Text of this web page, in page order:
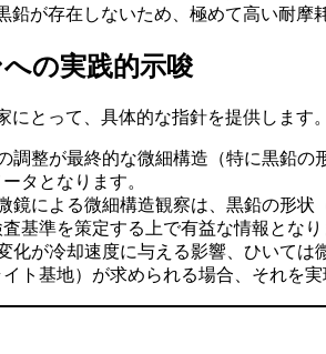
が存在しないため、極めて高い耐
の実践的示唆
とって、具体的な指針を提供します。
調整が最終的な微細構造（特に黒鉛
タとなります。
鏡による微細構造観察は、黒鉛の形
基準を策定する上で有益な情報となり
化が冷却速度に与える影響、ひいて
ト基地）が求められる場合、それを